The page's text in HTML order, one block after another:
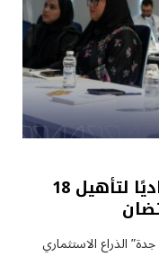
وادي جدة” تطلق معسكرًا رياديًا لتأهيل 18
“وادي جدة” الذراع الاستثماري